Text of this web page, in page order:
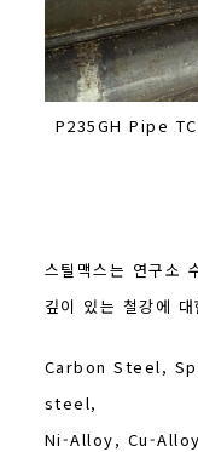
P235GH Pipe
스틸맥스는 연구소
깊이 있는 철강에
Carbon Steel,
steel,
Ni-Alloy, Cu-